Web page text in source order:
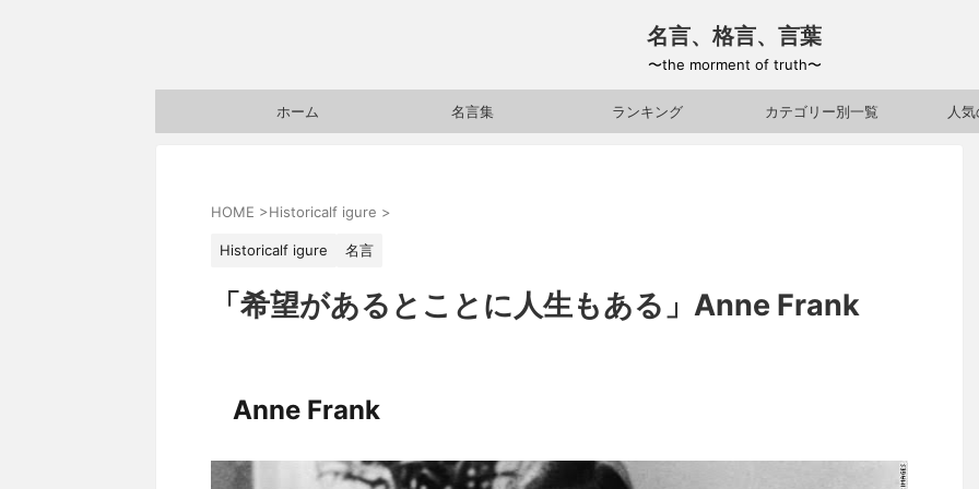
名言、格言、言葉
〜the morment of truth〜
ホーム 名言集 ランキング カテゴリー別一覧 人
HOME >Historicalf igure >
Historicalf igure 名言
「希望があるとことに人生もある」Anne Frank
Anne Frank